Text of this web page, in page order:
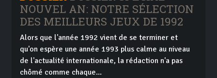
NOUVEL AN: NOTRE SÉLECTION
DES MEILLEURS JEUX DE 1992
Alors que l'année 1992 vient de se terminer et
qu'on espère une année 1993 plus calme au niveau
de l'actualité internationale, la rédaction n'a pas
chômé comme chaque...